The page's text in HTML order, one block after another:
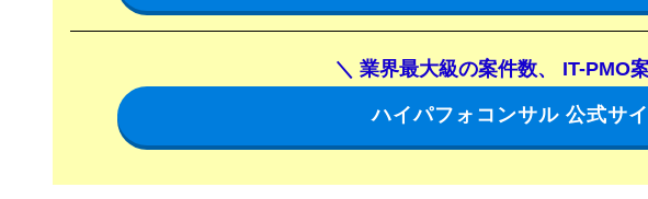
＼ 業界最大級の案件数、 IT-PMO
ハイパフォコンサル 公式サ